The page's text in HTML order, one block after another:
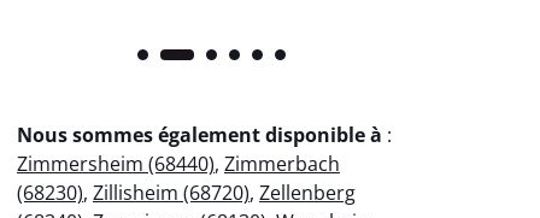
Nous sommes également disponible à :
Zimmersheim (68440), Zimmerbach
(68230), Zillisheim (68720), Zellenberg